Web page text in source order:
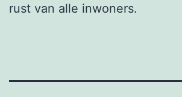
rust van alle inwoners.